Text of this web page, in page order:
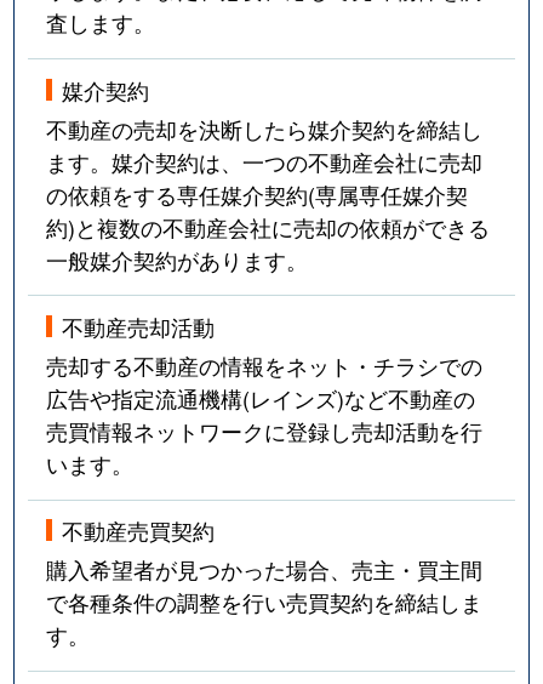
査します。
媒介契約
不動産の売却を決断したら媒介契約を締結し
ます。媒介契約は、一つの不動産会社に売却
の依頼をする専任媒介契約(専属専任媒介契
約)と複数の不動産会社に売却の依頼ができる
一般媒介契約があります。
不動産売却活動
売却する不動産の情報をネット・チラシでの
広告や指定流通機構(レインズ)など不動産の
売買情報ネットワークに登録し売却活動を行
います。
不動産売買契約
購入希望者が見つかった場合、売主・買主間
で各種条件の調整を行い売買契約を締結しま
す。